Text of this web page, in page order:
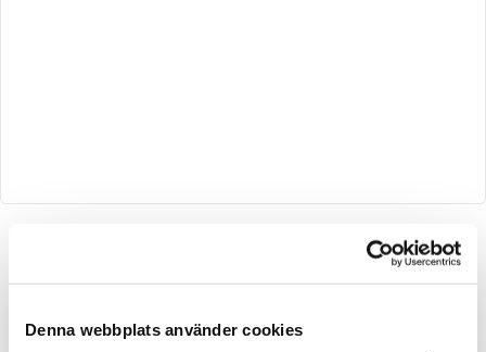
Denna webbplats använder cookies
Bärgnings-Niklas AB Vägassistans 24H agerar assistans